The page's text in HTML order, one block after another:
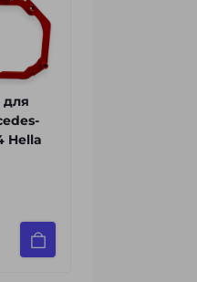
для
Hella